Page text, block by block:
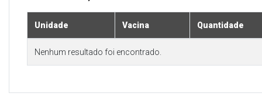
Unidade Vacina Quantidade
Nenhum resultado foi encontrado.